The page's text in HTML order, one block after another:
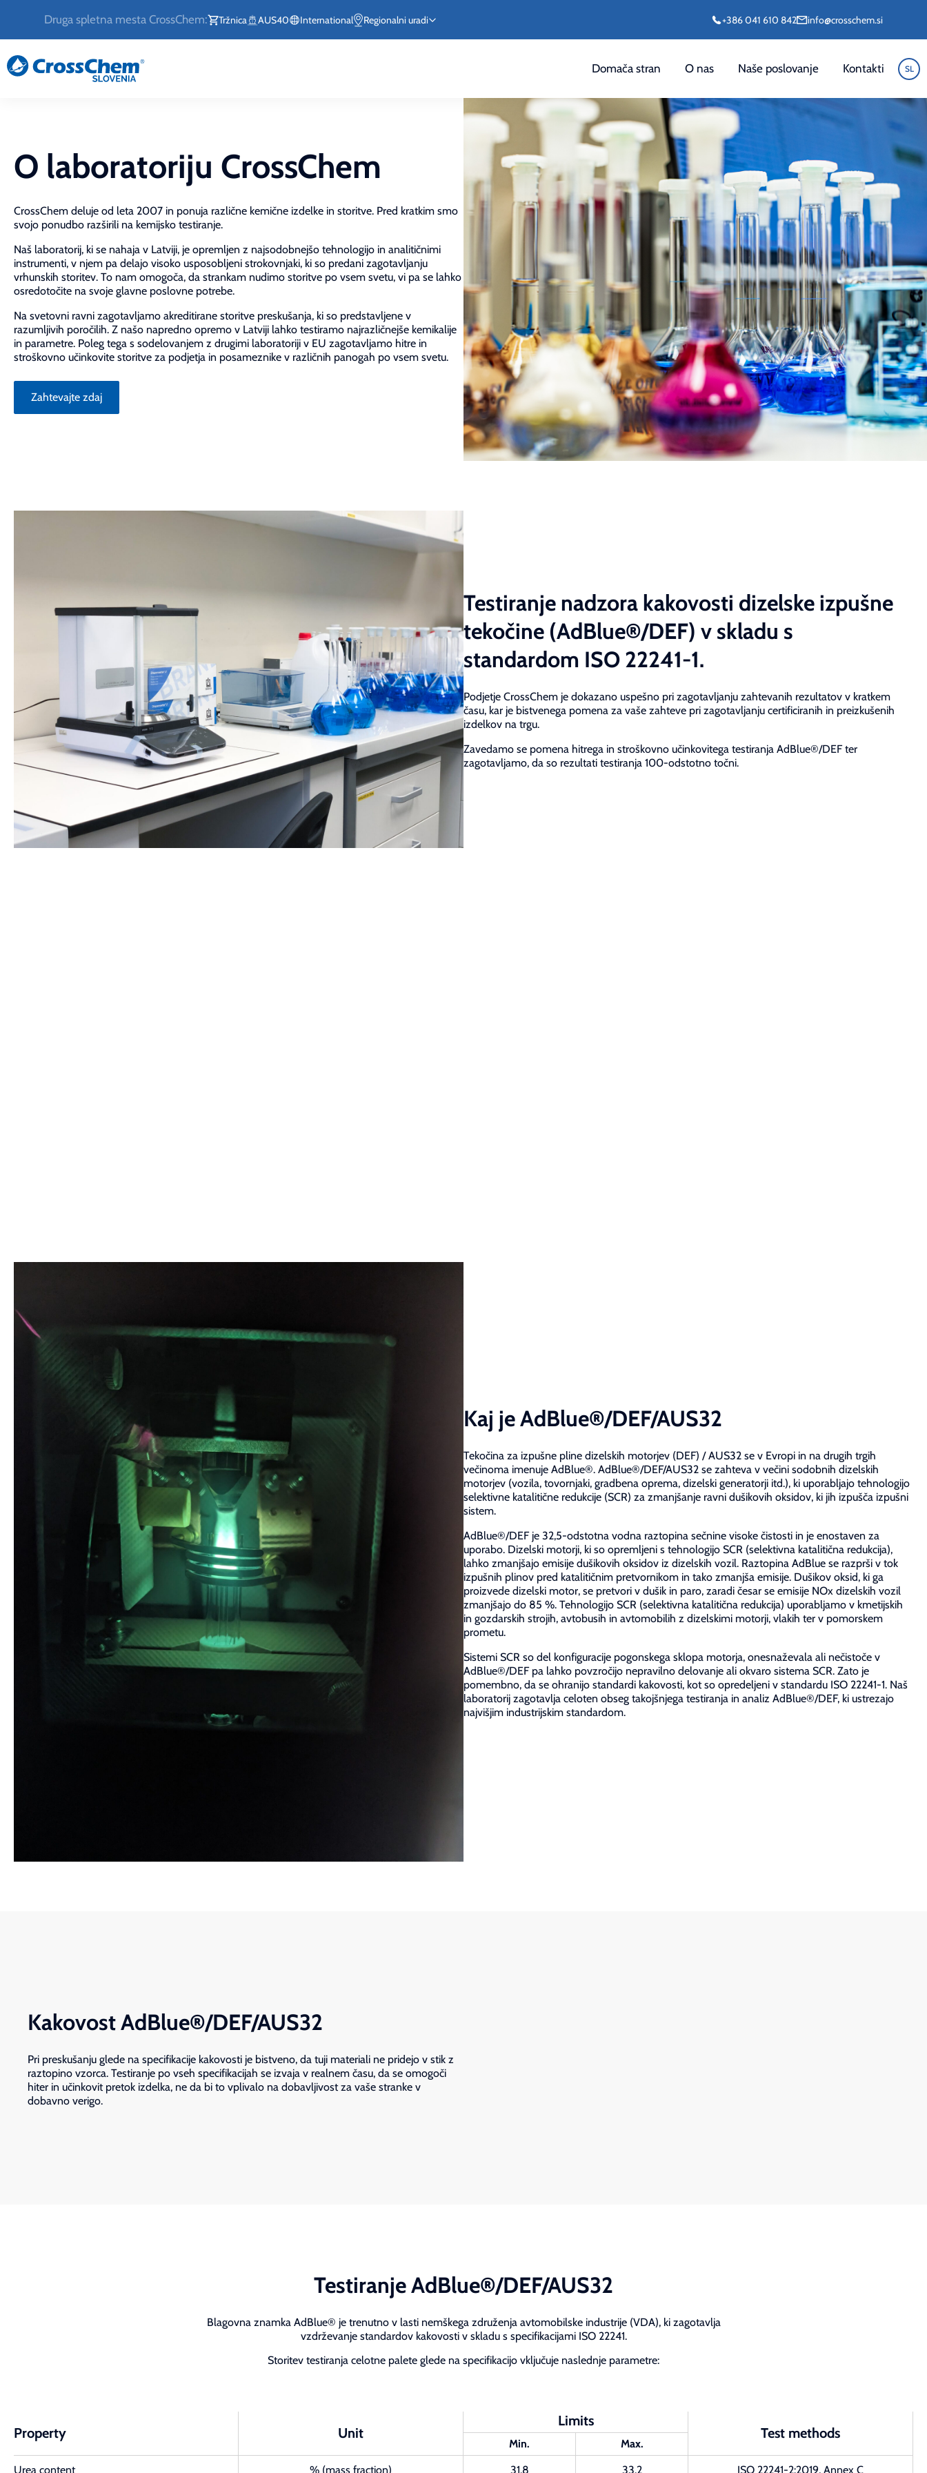
Druga spletna mesta CrossChem: Tržnica AUS40 International Regionalni uradi +386 041 610 842 info@crosschem.si
Domača stran O nas Naše poslovanje Kontakti SL
O laboratoriju CrossChem
CrossChem deluje od leta 2007 in ponuja različne kemične izdelke in storitve. Pred kratkim smo
svojo ponudbo razširili na kemijsko testiranje.
Naš laboratorij, ki se nahaja v Latviji, je opremljen z najsodobnejšo tehnologijo in analitičnimi
instrumenti, v njem pa delajo visoko usposobljeni strokovnjaki, ki so predani zagotavljanju
vrhunskih storitev. To nam omogoča, da strankam nudimo storitve po vsem svetu, vi pa se lahko
osredotočite na svoje glavne poslovne potrebe.
Na svetovni ravni zagotavljamo akreditirane storitve preskušanja, ki so predstavljene v
razumljivih poročilih. Z našo napredno opremo v Latviji lahko testiramo najrazličnejše kemikalije
in parametre. Poleg tega s sodelovanjem z drugimi laboratoriji v EU zagotavljamo hitre in
stroškovno učinkovite storitve za podjetja in posameznike v različnih panogah po vsem svetu.
Zahtevajte zdaj
Testiranje nadzora kakovosti dizelske izpušne
tekočine (AdBlue®/DEF) v skladu s
standardom ISO 22241-1.
Podjetje CrossChem je dokazano uspešno pri zagotavljanju zahtevanih rezultatov v kratkem
času, kar je bistvenega pomena za vaše zahteve pri zagotavljanju certificiranih in preizkušenih
izdelkov na trgu.
Zavedamo se pomena hitrega in stroškovno učinkovitega testiranja AdBlue®/DEF ter
zagotavljamo, da so rezultati testiranja 100-odstotno točni.
Kaj je AdBlue®/DEF/AUS32
Tekočina za izpušne pline dizelskih motorjev (DEF) / AUS32 se v Evropi in na drugih trgih
večinoma imenuje AdBlue®. AdBlue®/DEF/AUS32 se zahteva v večini sodobnih dizelskih
motorjev (vozila, tovornjaki, gradbena oprema, dizelski generatorji itd.), ki uporabljajo tehnologijo
selektivne katalitične redukcije (SCR) za zmanjšanje ravni dušikovih oksidov, ki jih izpušča izpušni
sistem.
AdBlue®/DEF je 32,5-odstotna vodna raztopina sečnine visoke čistosti in je enostaven za
uporabo. Dizelski motorji, ki so opremljeni s tehnologijo SCR (selektivna katalitična redukcija),
lahko zmanjšajo emisije dušikovih oksidov iz dizelskih vozil. Raztopina AdBlue se razprši v tok
izpušnih plinov pred katalitičnim pretvornikom in tako zmanjša emisije. Dušikov oksid, ki ga
proizvede dizelski motor, se pretvori v dušik in paro, zaradi česar se emisije NOx dizelskih vozil
zmanjšajo do 85 %. Tehnologijo SCR (selektivna katalitična redukcija) uporabljamo v kmetijskih
in gozdarskih strojih, avtobusih in avtomobilih z dizelskimi motorji, vlakih ter v pomorskem
prometu.
Sistemi SCR so del konfiguracije pogonskega sklopa motorja, onesnaževala ali nečistoče v
AdBlue®/DEF pa lahko povzročijo nepravilno delovanje ali okvaro sistema SCR. Zato je
pomembno, da se ohranijo standardi kakovosti, kot so opredeljeni v standardu ISO 22241-1. Naš
laboratorij zagotavlja celoten obseg takojšnjega testiranja in analiz AdBlue®/DEF, ki ustrezajo
najvišjim industrijskim standardom.
Kakovost AdBlue®/DEF/AUS32
Pri preskušanju glede na specifikacije kakovosti je bistveno, da tuji materiali ne pridejo v stik z
raztopino vzorca. Testiranje po vseh specifikacijah se izvaja v realnem času, da se omogoči
hiter in učinkovit pretok izdelka, ne da bi to vplivalo na dobavljivost za vaše stranke v
dobavno verigo.
Testiranje AdBlue®/DEF/AUS32
Blagovna znamka AdBlue® je trenutno v lasti nemškega združenja avtomobilske industrije (VDA), ki zagotavlja
vzdrževanje standardov kakovosti v skladu s specifikacijami ISO 22241.
Storitev testiranja celotne palete glede na specifikacijo vključuje naslednje parametre:
Property Unit
Limits
Min. Max.
Test methods
Urea content % (mass fraction) 31.8 33.2 ISO 22241-2:2019, Annex C